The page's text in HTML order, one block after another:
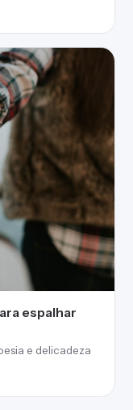
espalhar
e delicadeza